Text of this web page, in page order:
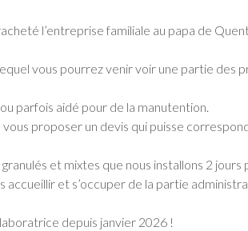
l’entreprise familiale au papa de
vous pourrez venir voir une partie des
parfois aidé pour de la manutention.
proposer un devis qui puisse
et mixtes que nous installons 2 jours
accueillir et s’occuper de la partie
depuis janvier 2026 !